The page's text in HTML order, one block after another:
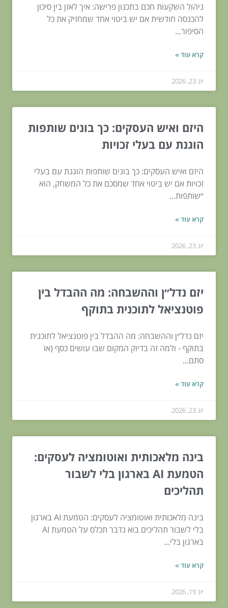
ניהול השקעות חכם בתכנון פרישה: איך לאזן בין סיכון
להכנסה חודשית אם יש ביטוי אחד שמחזיק את כל
הסיפור...
קרא עוד »
יונ 23, 2026
היזם ואיש העסקים: כך בונים שותפות
הוגנת עם בעלי זכויות
היזם ואיש העסקים: כך בונים שותפות הוגנת עם בעלי
זכויות אם יש ביטוי אחד שמסכם את כל המשחק, הוא
״שותפות...
קרא עוד »
יונ 23, 2026
יזם נדל״ן וההשבחה: מה ההבדל בין
פוטנציאל לתוכנית בתוקף
יזם נדל״ן וההשבחה: מה ההבדל בין פוטנציאל לתוכנית
בתוקף - ולמה זה בדיוק המקום שבו עושים כסף (או
סתם...
קרא עוד »
יונ 23, 2026
בינה מלאכותית ואוטומציה לעסקים:
הטמעת AI בארגון בלי לשבור
תהליכים
בינה מלאכותית ואוטומציה לעסקים: הטמעת AI בארגון
בלי לשבור תהליכים בוא נדבר תכלס על הטמעת AI
בארגון בלי...
קרא עוד »
יונ 19, 2026